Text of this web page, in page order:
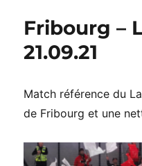
Fribourg –
21.09.21
Match référence du
de Fribourg et une